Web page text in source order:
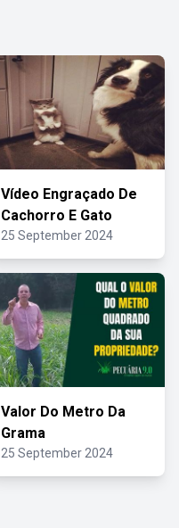
Vídeo Engraçado De
Cachorro E Gato
25 September 2024
Valor Do Metro Da
Grama
25 September 2024